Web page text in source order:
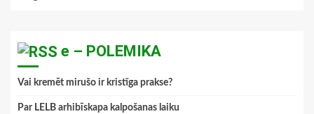
e – POLEMIKA
Vai kremēt mirušo ir kristīga prakse?
Par LELB arhibīskapa kalpošanas laiku